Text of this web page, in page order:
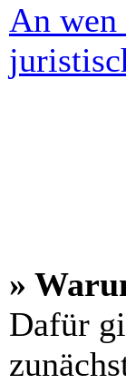
An wen
»
Dafür